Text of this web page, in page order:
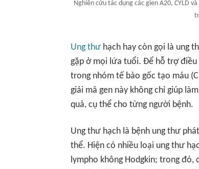
Nghiên cứu tác dụng các gien A20, CYLD
Ung thư hạch hay còn gọi là ung
gặp ở mọi lứa tuổi. Để hỗ trợ điều
trong nhóm tế bào gốc tạo máu
giải mã gen này không chỉ giúp
quả, cụ thể cho từng người bệnh.
Ung thư hạch là bệnh ung thư
thể. Hiện có nhiều loại ung thư
lympho không Hodgkin; trong đó,